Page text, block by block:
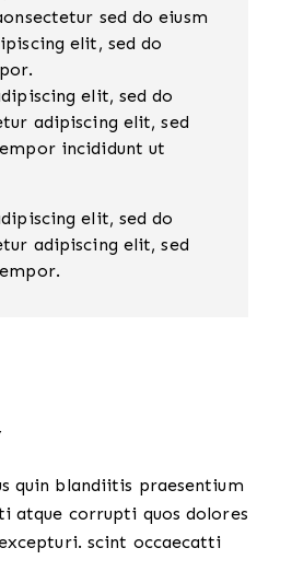
sed do eiusm
elit, sed do
elit, sed do
adipiscing elit, sed
incididunt ut
elit, sed do
adipiscing elit, sed
quin blandiitis praesentium
atque corrupti quos dolores
scint occaecatti